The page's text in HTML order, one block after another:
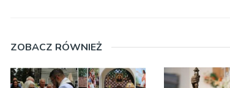
ZOBACZ RÓWNIEŻ